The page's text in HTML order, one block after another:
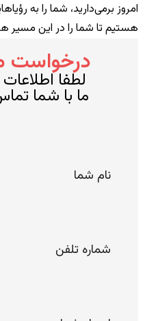
امروز برمی‌دارید، شما را به
هستیم تا شما را در این مسیر
درخواست
لطفا
ما با شما
شما
تلفن